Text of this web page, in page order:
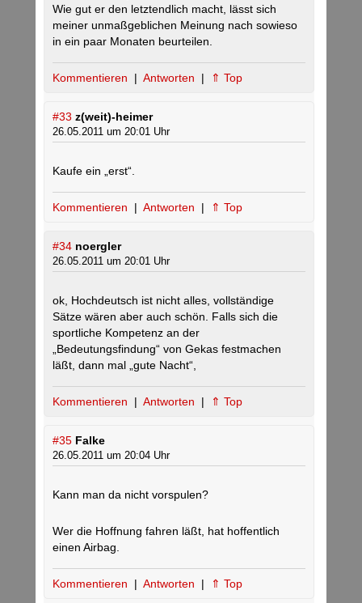
Wie gut er den letztendlich macht, lässt sich
meiner unmaßgeblichen Meinung nach sowieso
in ein paar Monaten beurteilen.
Kommentieren | Antworten | ⇑ Top
#33 z(weit)-heimer
26.05.2011 um 20:01 Uhr
Kaufe ein „erst“.
Kommentieren | Antworten | ⇑ Top
#34 noergler
26.05.2011 um 20:01 Uhr
ok, Hochdeutsch ist nicht alles, vollständige
Sätze wären aber auch schön. Falls sich die
sportliche Kompetenz an der
„Bedeutungsfindung“ von Gekas festmachen
läßt, dann mal „gute Nacht“,
Kommentieren | Antworten | ⇑ Top
#35 Falke
26.05.2011 um 20:04 Uhr
Kann man da nicht vorspulen?
Wer die Hoffnung fahren läßt, hat hoffentlich
einen Airbag.
Kommentieren | Antworten | ⇑ Top